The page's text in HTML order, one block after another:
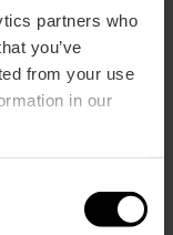
partners who
you’ve
from your use
in our